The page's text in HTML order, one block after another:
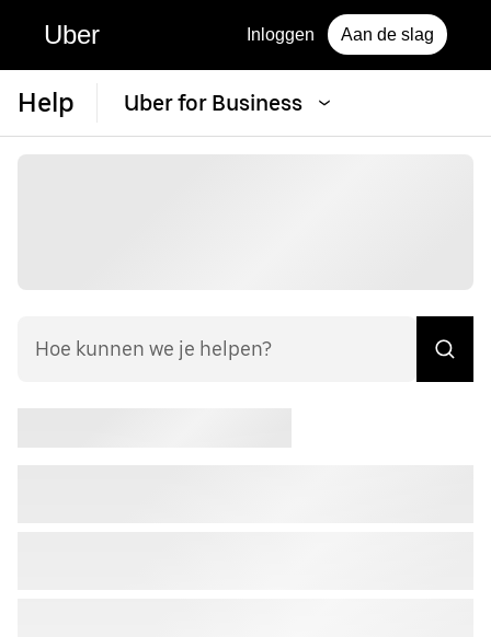
Uber Inloggen Aan de slag
Help Uber for Business